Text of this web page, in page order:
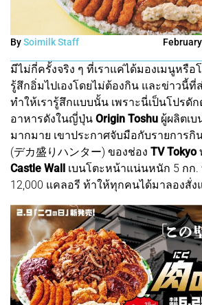
BySoimilk Staff
มีไม่กี่ครั้งจริง ๆ ที่เราแค่ได้มองเมนูหรื
รู้สึกอิ่มไปเองโดยไม่ต้องกิน และข่าวนี้ที่
ทำให้เรารู้สึกแบบนั้น เพราะนี่เป็นโปรดั
อาหารดังในญี่ปุ่น Origin Toshu ผู้ผลิตเ
มากมาย เขาประกาศจับมือกับรายการกิ
(デカ盛りハンター) ของช่อง TV Tokyo
Castle Wall เบนโตะหน้าแน่นหนัก 5 กก.
12,000 แคลอรี ท้าให้ทุกคนได้มาลองสั่ง